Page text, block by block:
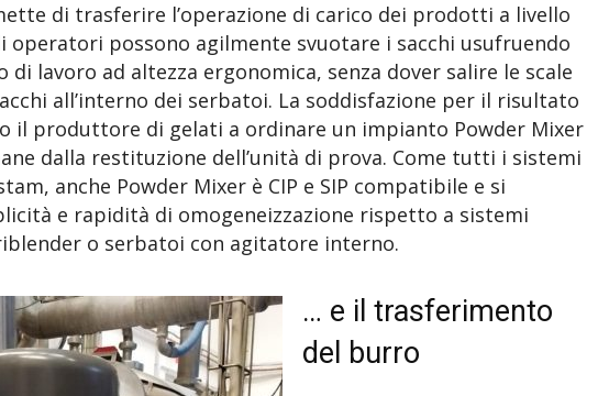
di trasferire l’operazione di carico dei prodotti a livello
operatori possono agilmente svuotare i sacchi usufruendo
di lavoro ad altezza ergonomica, senza dover salire le scale
all’interno dei serbatoi. La soddisfazione per il risultato
il produttore di gelati a ordinare un impianto Powder Mixer
dalla restituzione dell’unità di prova. Come tutti i sistemi
anche Powder Mixer è CIP e SIP compatibile e si
e rapidità di omogeneizzazione rispetto a sistemi
o serbatoi con agitatore interno.
… e il trasferimento
del burro